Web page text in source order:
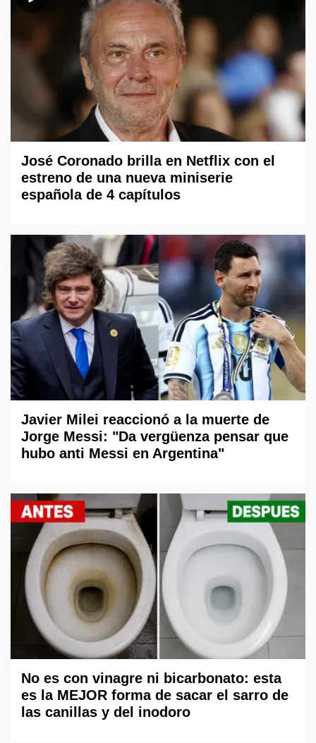
José Coronado brilla en Netflix con el
estreno de una nueva miniserie
española de 4 capítulos
Javier Milei reaccionó a la muerte de
Jorge Messi: "Da vergüenza pensar que
hubo anti Messi en Argentina"
No es con vinagre ni bicarbonato: esta
es la MEJOR forma de sacar el sarro de
las canillas y del inodoro